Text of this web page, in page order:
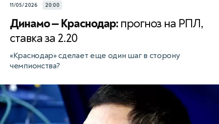
11/05/2026 20:00
Динамо — Краснодар: прогноз на РПЛ,
ставка за 2.20
«Краснодар» сделает еще один шаг в сторону
чемпионства?